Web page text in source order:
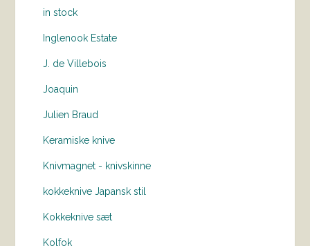
in stock
Inglenook Estate
J. de Villebois
Joaquin
Julien Braud
Keramiske knive
Knivmagnet - knivskinne
kokkeknive Japansk stil
Kokkeknive sæt
Kolfok